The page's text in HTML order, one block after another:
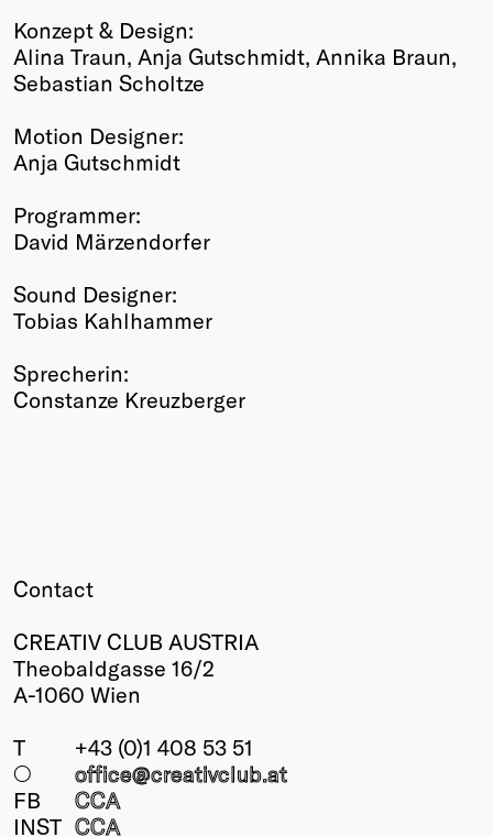
Konzept & Design:
Alina Traun, Anja Gutschmidt, Annika Braun,
Sebastian Scholtze
Motion Designer:
Anja Gutschmidt
Programmer:
David Märzendorfer
Sound Designer:
Tobias Kahlhammer
Sprecherin:
Constanze Kreuzberger
Contact
CREATIV CLUB AUSTRIA
Theobaldgasse 16/2
A-1060 Wien
T
+43 (0)1 408 53 51
○
office@creativclub.at
FB
CCA
INST CCA